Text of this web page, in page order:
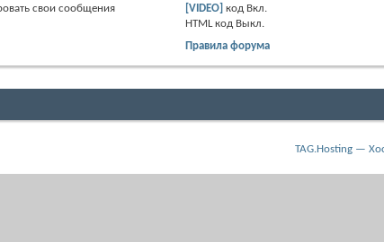
свои сообщения
[VIDEO] код Вкл.
HTML код Выкл.
Правила форума
TAG.Hosting —